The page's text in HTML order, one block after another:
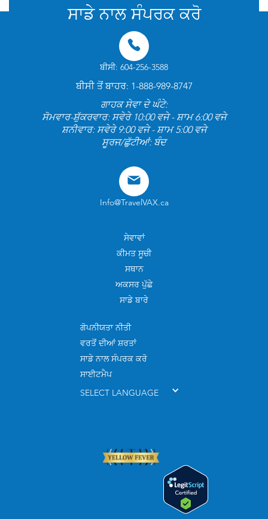
ਸਾਡੇ ਨਾਲ ਸੰਪਰਕ ਕਰੋ
ਬੀਸੀ: 604-256-3588
ਬੀਸੀ ਤੋਂ ਬਾਹਰ: 1-888-989-8747
ਗਾਹਕ ਸੇਵਾ ਦੇ ਘੰਟੇ:
ਸੋਮਵਾਰ-ਸ਼ੁੱਕਰਵਾਰ: ਸਵੇਰੇ 10:00 ਵਜੇ - ਸ਼ਾਮ 6:00 ਵਜੇ
ਸ਼ਨੀਵਾਰ: ਸਵੇਰੇ 9:00 ਵਜੇ - ਸ਼ਾਮ 5:00 ਵਜੇ
ਸੂਰਜ/ਛੁੱਟੀਆਂ: ਬੰਦ
Info@TravelVAX.ca
ਸੇਵਾਵਾਂ
ਕੀਮਤ ਸੂਚੀ
ਸਥਾਨ
ਅਕਸਰ ਪੁੱਛੇ
ਸਾਡੇ ਬਾਰੇ
ਗੋਪਨੀਯਤਾ ਨੀਤੀ
ਵਰਤੋਂ ਦੀਆਂ ਸ਼ਰਤਾਂ
ਸਾਡੇ ਨਾਲ ਸੰਪਰਕ ਕਰੋ
ਸਾਈਟਮੈਪ
SELECT LANGUAGE